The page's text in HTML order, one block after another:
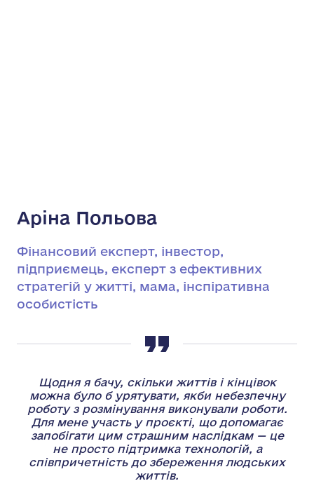
Аріна Польова
Фінансовий експерт, інвестор,
підприємець, експерт з ефективних
стратегій у житті, мама, інспіративна
особистість
Щодня я бачу, скільки життів і кінцівок
можна було б урятувати, якби небезпечну
роботу з розмінування виконували роботи.
Для мене участь у проєкті, що допомагає
запобігати цим страшним наслідкам — це
не просто підтримка технологій, а
співпричетність до збереження людських
життів.